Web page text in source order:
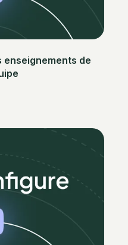
enseignements de